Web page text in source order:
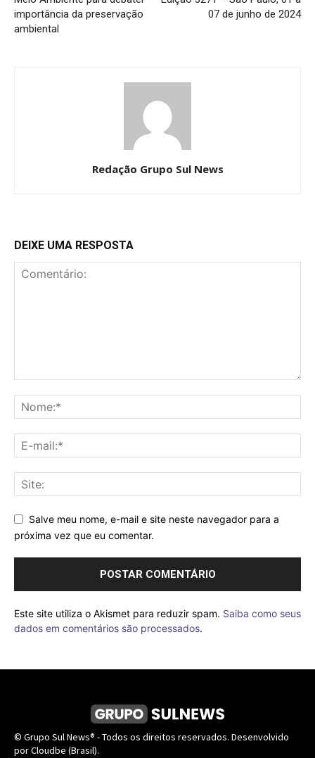
importância da preservação
ambiental
07 de junho de 2024
Redação Grupo Sul News
DEIXE UMA RESPOSTA
Salve meu nome, e-mail e site neste navegador para a
próxima vez que eu comentar.
Este site utiliza o Akismet para reduzir spam. Saiba como seus
dados em comentários são processados.
© Grupo Sul News® - Todos os direitos reservados. Desenvolvido
por Cloudbe (Brasil).